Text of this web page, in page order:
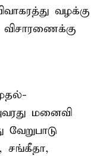
வழக்கு
மனைவி
சங்கீதா,